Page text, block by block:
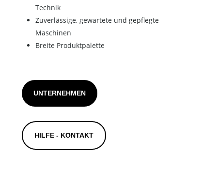
Technik
Zuverlässige, gewartete und gepflegte
Maschinen
Breite Produktpalette
UNTERNEHMEN
HILFE - KONTAKT